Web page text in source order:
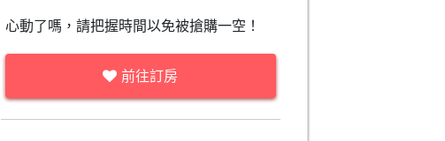
心動了嗎，請把握時間以免被搶購一空！
前往訂房